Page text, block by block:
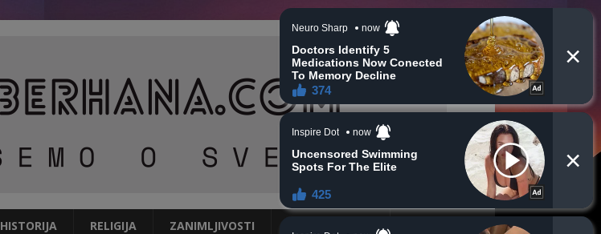
HISTORIJA RELIGIJA ZANIMLJIVOSTI